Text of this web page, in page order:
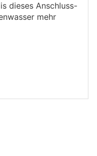
dieses Anschluss-
mehr